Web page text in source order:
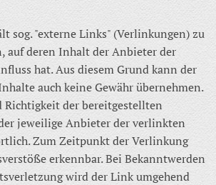
sog. "externe Links" (Verlinkungen) zu
auf deren Inhalt der Anbieter der
hat. Aus diesem Grund kann der
auch keine Gewähr übernehmen.
der bereitgestellten
jeweilige Anbieter der verlinkten
Zum Zeitpunkt der Verlinkung
erkennbar. Bei Bekanntwerden
wird der Link umgehend